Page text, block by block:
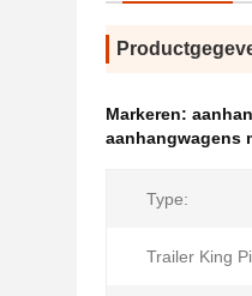
Markeren:
aanhangwagens
Type:
Trailer King